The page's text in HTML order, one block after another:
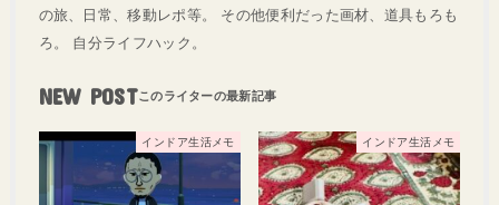
の旅、日常、移動レポ等。 その他便利だった画材、道具もろも
ろ。 自分ライフハック。
NEW POST
インドア生活メモ インドア生活メモ